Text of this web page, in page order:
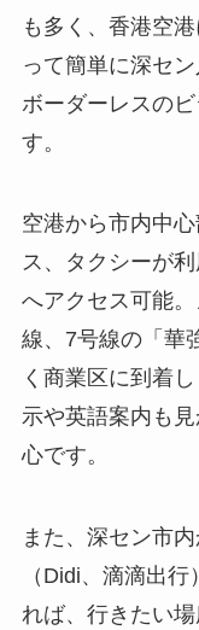
も多く、香港空
って簡単に深セ
ボーダーレスの
す。
空港から市内中
ス、タクシーが
へアクセス可能
線、7号線の「華
く商業区に到着
示や英語案内も
心です。
また、深セン市
（Didi、滴滴出
れば、行きたい